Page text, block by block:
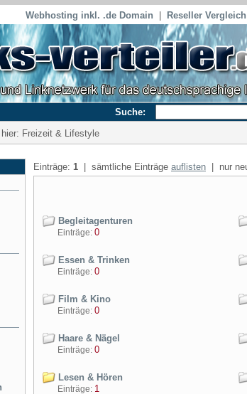
Webhosting inkl. .de Domain Reseller Vergleich
Suche:
Freizeit & Lifestyle
Einträge: 1 | sämtliche Einträge auflisten | nur
Begleitagenturen
Einträge: 0
Essen & Trinken
Einträge: 0
Film & Kino
Einträge: 0
Haare & Nägel
Einträge: 0
Lesen & Hören
Einträge: 1